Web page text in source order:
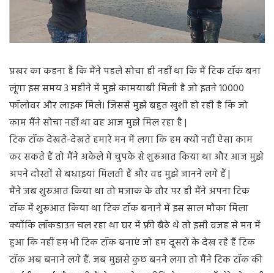
प्रखर का कहना है कि मैंने पहले सोचा ही नहीं था कि मैं टिक टॉक बना
लूंगा इस समय 3 महीने में मुझे कामयाबी मिली है जो इतने 10000
फॉलोवर और लाइक मिले। जिससे मुझे बहुत खुशी हो रही है कि जो
काम मैंने सोचा नहीं था वह आज मुझे मिल रहा है |
टिक टॉक देखते-देखते हमारे मन में लगा कि हम क्यों नहीं ऐसा काम
कर सकते हैं तो मैंने अकेले में चुपके से शुरूआत किया था और आज मुझे
अपने दोस्तों से बधाइयां मिलती हैं और वह मुझे जानने लगे हैं |
मैंने जब शुरुआत किया था तो मजाक के तौर पर ही मैंने अपना टिक
टॉक में शुरूआत किया था टिक टॉक बनाने में इस साल मौका मिला
क्योंकि लॉकडाउन चल रहा था घर में फ्री बैठे थे तो इसी वजह से मन में
हुआ कि नहीं हम भी टिक टॉक बनाएं जो हम दूसरों के देख रहे हैं टिक
टॉक अब बनाने लगे हैं. जब मुझसे कुछ बनने लगा तो मैंने टिक टॉक की